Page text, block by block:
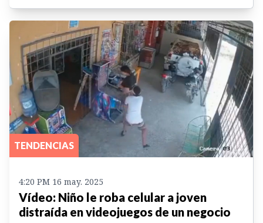
TENDENCIAS
4:20 PM 16 may. 2025
Vídeo: Niño le roba celular a joven
distraída en videojuegos de un negocio